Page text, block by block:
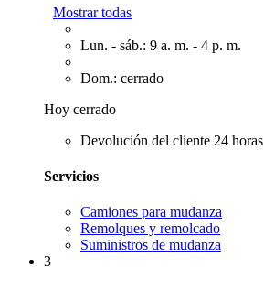
Mostrar todas
Lun. - sáb.: 9 a. m. - 4 p. m.
Dom.: cerrado
Hoy cerrado
Devolución del cliente 24 horas
Servicios
Camiones para mudanza
Remolques y remolcado
Suministros de mudanza
3